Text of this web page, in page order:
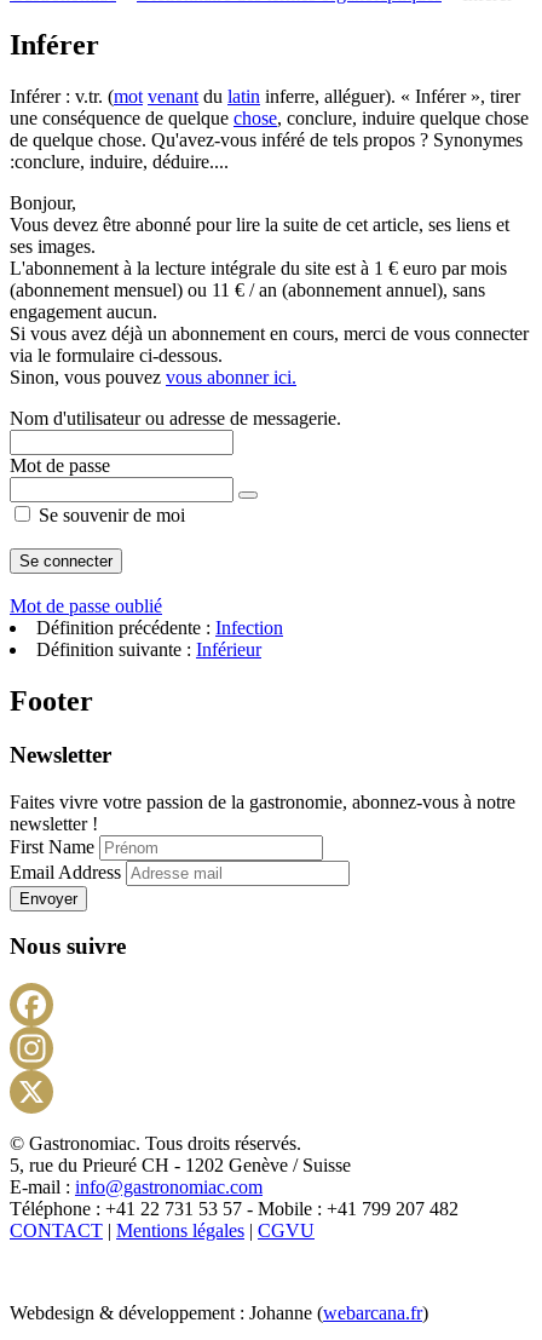
Inférer
Inférer : v.tr. (mot venant du latin inferre, alléguer). « Inférer », tirer
une conséquence de quelque chose, conclure, induire quelque chose
de quelque chose. Qu'avez-vous inféré de tels propos ? Synonymes
:conclure, induire, déduire....
Bonjour,
Vous devez être abonné pour lire la suite de cet article, ses liens et
ses images.
L'abonnement à la lecture intégrale du site est à 1 € euro par mois
(abonnement mensuel) ou 11 € / an (abonnement annuel), sans
engagement aucun.
Si vous avez déjà un abonnement en cours, merci de vous connecter
via le formulaire ci-dessous.
Sinon, vous pouvez vous abonner ici.
Nom d'utilisateur ou adresse de messagerie.
Mot de passe
Se souvenir de moi
Mot de passe oublié
Définition précédente : Infection
Définition suivante : Inférieur
Footer
Newsletter
Faites vivre votre passion de la gastronomie, abonnez-vous à notre
newsletter !
First Name
Email Address
Envoyer
Nous suivre
X
© Gastronomiac. Tous droits réservés.
5, rue du Prieuré CH - 1202 Genève / Suisse
E-mail : info@gastronomiac.com
Téléphone : +41 22 731 53 57 - Mobile : +41 799 207 482
CONTACT | Mentions légales | CGVU
Webdesign & développement : Johanne (webarcana.fr)